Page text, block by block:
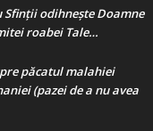
Sfinții odihnește Doamne
roabei Tale…
păcatul malahiei
(pazei de a nu avea